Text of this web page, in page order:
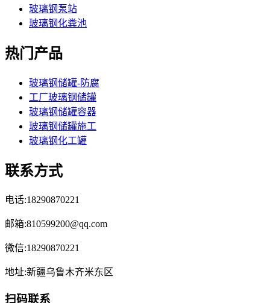
玻璃钢泵站
玻璃钢化粪池
热门产品
玻璃钢储罐-防腐
工厂玻璃钢储罐
玻璃钢储罐容器
玻璃钢储罐施工
玻璃钢化工罐
联系方式
电话:18290870221
邮箱:810599200@qq.com
微信:18290870221
地址:新疆乌鲁木齐米东区
扫码联系